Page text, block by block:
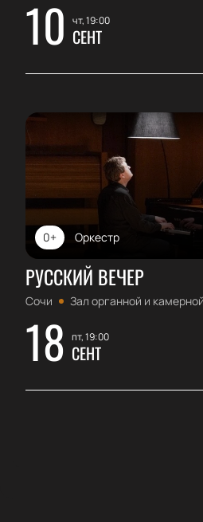
10 чт, 19:00
СЕНТ
Оркестр
0+
РУССКИЙ ВЕЧЕР
Сочи Зал органной и
18 пт, 19:00
СЕНТ